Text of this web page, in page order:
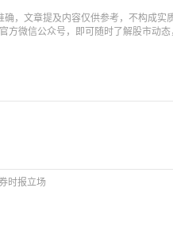
，文章提及内容仅供参考，不构成实
方微信公众号，即可随时了解股市动
时报立场